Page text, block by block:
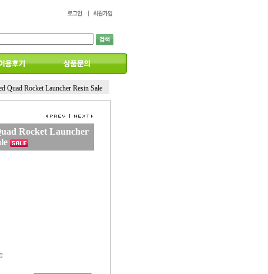
Quad Rocket Launcher Resin Sale
Rocket Launcher